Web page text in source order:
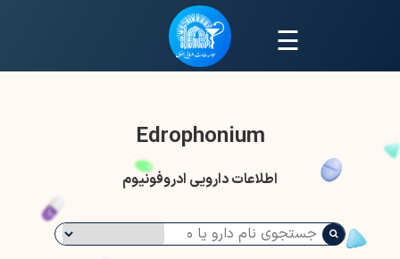
☰
Edrophonium
اطلاعات دارویی ادروفونیوم